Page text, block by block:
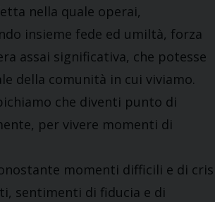
nella quale operai,
insieme fede ed umiltà, forza
assai significativa, che potesse
della comunità in cui viviamo.
che diventi punto di
per vivere momenti di
momenti difficili e di
sentimenti di fiducia e di